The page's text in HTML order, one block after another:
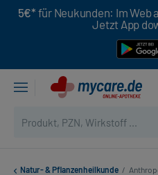
5€* für Neukunden: Im Web
Jetzt App
Natur- & Pflanzenheilkunde /